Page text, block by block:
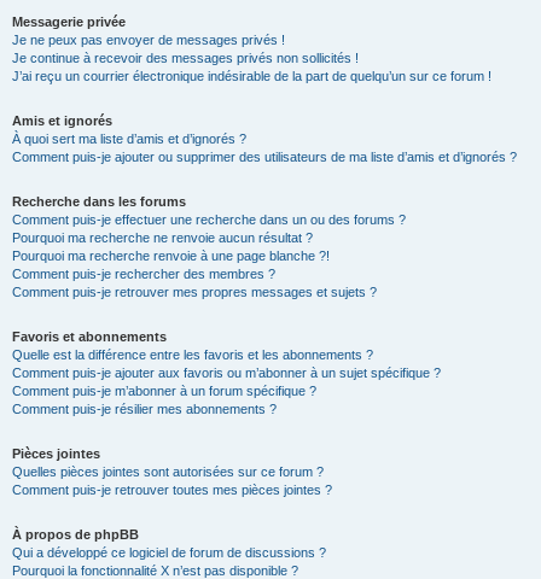
Messagerie privée
Je ne peux pas envoyer de messages privés !
Je continue à recevoir des messages privés non sollicités !
J’ai reçu un courrier électronique indésirable de la part de quelqu’un sur ce forum !
Amis et ignorés
À quoi sert ma liste d’amis et d’ignorés ?
Comment puis-je ajouter ou supprimer des utilisateurs de ma liste d’amis et d’ignorés ?
Recherche dans les forums
Comment puis-je effectuer une recherche dans un ou des forums ?
Pourquoi ma recherche ne renvoie aucun résultat ?
Pourquoi ma recherche renvoie à une page blanche ?!
Comment puis-je rechercher des membres ?
Comment puis-je retrouver mes propres messages et sujets ?
Favoris et abonnements
Quelle est la différence entre les favoris et les abonnements ?
Comment puis-je ajouter aux favoris ou m’abonner à un sujet spécifique ?
Comment puis-je m’abonner à un forum spécifique ?
Comment puis-je résilier mes abonnements ?
Pièces jointes
Quelles pièces jointes sont autorisées sur ce forum ?
Comment puis-je retrouver toutes mes pièces jointes ?
À propos de phpBB
Qui a développé ce logiciel de forum de discussions ?
Pourquoi la fonctionnalité X n’est pas disponible ?